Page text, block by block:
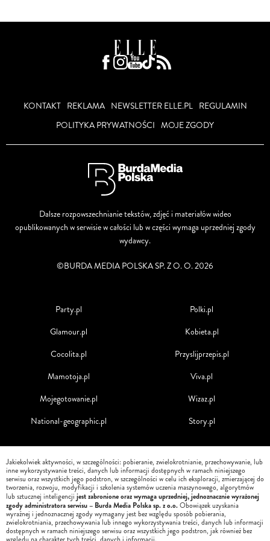
KONTAKT REKLAMA NEWSLETTER ELLE.PL
REGULAMIN
POLITYKA PRYWATNOŚCI MOJE ZGODY
Dalsze rozpowszechnianie tekstów, zdjęć i materiałów wideo
opublikowanych w serwisie w całości lub w części wymaga uprzedniej zgody
wydawcy.
©BURDA MEDIA POLSKA SP. Z O. O. 2026
Party.pl
Glamour.pl
Cocolita.pl
Mamotoja.pl
Mojegotowanie.pl
National-geographic.pl
Polki.pl
Kobieta.pl
Przyslijprzepis.pl
Viva.pl
Wizaz.pl
Story.pl
Jakiekolwiek aktywności, w szczególności: pobieranie, zwielokrotnianie, przechowywanie, lub
inne wykorzystywanie treści, danych lub informacji dostępnych w ramach niniejszego
serwisu oraz wszystkich jego podstron, w szczególności w celu ich eksploracji, zmierzającej do
tworzenia, rozwoju, modyfikacji i szkolenia systemów uczenia maszynowego, algorytmów
lub sztucznej inteligencji jest zabronione oraz wymaga uprzedniej, jednoznacznie wyrażonej
zgody administratora serwisu – Burda Media Polska sp. z o.o.Obowiązek uzyskania
wyraźnej i jednoznacznej zgody wymagany jest bez względu sposób pobierania,
zwielokrotniania, przechowywania lub innego wykorzystywania treści, danych lub informacji
dostępnych w ramach niniejszego serwisu oraz wszystkich jego podstron, jak również bez